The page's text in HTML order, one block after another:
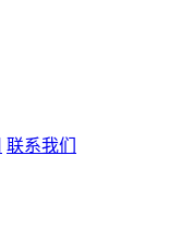
联系我们